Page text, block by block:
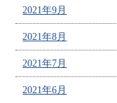
2021年9月
2021年8月
2021年7月
2021年6月